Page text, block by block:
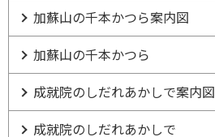
加蘇山の千本かつら案内図
加蘇山の千本かつら
成就院のしだれあかしで案内図
成就院のしだれあかしで